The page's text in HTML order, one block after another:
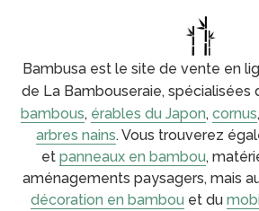
Bambusa est le site de vente en
de La Bambouseraie, spécialisées
bambous, érables du Japon, cornus,
arbres nains. Vous trouverez
et panneaux en bambou,
aménagements paysagers, mais
décoration en bambou et du